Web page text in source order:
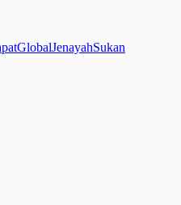
GlobalJenayahSukan